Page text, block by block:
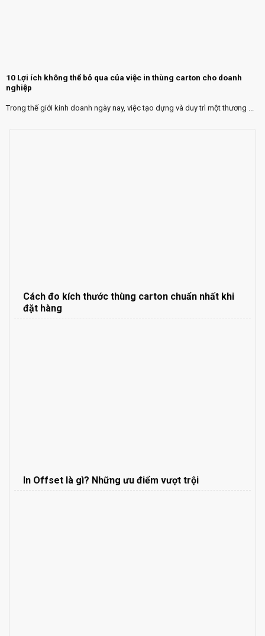
10 Lợi ích không thể bỏ qua của việc in thùng carton cho doanh
nghiệp
Trong thế giới kinh doanh ngày nay, việc tạo dựng và duy trì một thương ...
Cách đo kích thước thùng carton chuẩn nhất khi
đặt hàng
In Offset là gì? Những ưu điểm vượt trội